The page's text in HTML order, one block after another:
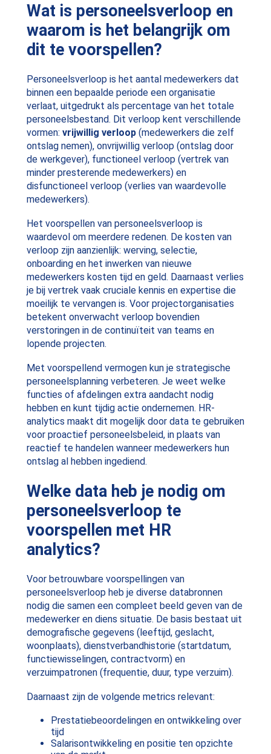
Wat is personeelsverloop en
waarom is het belangrijk om
dit te voorspellen?
Personeelsverloop is het aantal medewerkers dat
binnen een bepaalde periode een organisatie
verlaat, uitgedrukt als percentage van het totale
personeelsbestand. Dit verloop kent verschillende
vormen: vrijwillig verloop(medewerkers die zelf
ontslag nemen), onvrijwillig verloop (ontslag door
de werkgever), functioneel verloop (vertrek van
minder presterende medewerkers) en
disfunctioneel verloop (verlies van waardevolle
medewerkers).
Het voorspellen van personeelsverloop is
waardevol om meerdere redenen. De kosten van
verloop zijn aanzienlijk: werving, selectie,
onboarding en het inwerken van nieuwe
medewerkers kosten tijd en geld. Daarnaast verlies
je bij vertrek vaak cruciale kennis en expertise die
moeilijk te vervangen is. Voor projectorganisaties
betekent onverwacht verloop bovendien
verstoringen in de continuïteit van teams en
lopende projecten.
Met voorspellend vermogen kun je strategische
personeelsplanning verbeteren. Je weet welke
functies of afdelingen extra aandacht nodig
hebben en kunt tijdig actie ondernemen. HR-
analytics maakt dit mogelijk door data te gebruiken
voor proactief personeelsbeleid, in plaats van
reactief te handelen wanneer medewerkers hun
ontslag al hebben ingediend.
Welke data heb je nodig om
personeelsverloop te
voorspellen met HR
analytics?
Voor betrouwbare voorspellingen van
personeelsverloop heb je diverse databronnen
nodig die samen een compleet beeld geven van de
medewerker en diens situatie. De basis bestaat uit
demografische gegevens (leeftijd, geslacht,
woonplaats), dienstverbandhistorie (startdatum,
functiewisselingen, contractvorm) en
verzuimpatronen (frequentie, duur, type verzuim).
Daarnaast zijn de volgende metrics relevant:
Prestatiebeoordelingen en ontwikkeling over
tijd
Salarisontwikkeling en positie ten opzichte